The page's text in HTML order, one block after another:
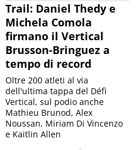
Trail: Daniel Thedy e
Michela Comola
firmano il Vertical
Brusson-Bringuez a
tempo di record
Oltre 200 atleti al via
dell'ultima tappa del Défì
Vertical, sul podio anche
Mathieu Brunod, Alex
Noussan, Miriam Di Vincenzo
e Kaitlin Allen